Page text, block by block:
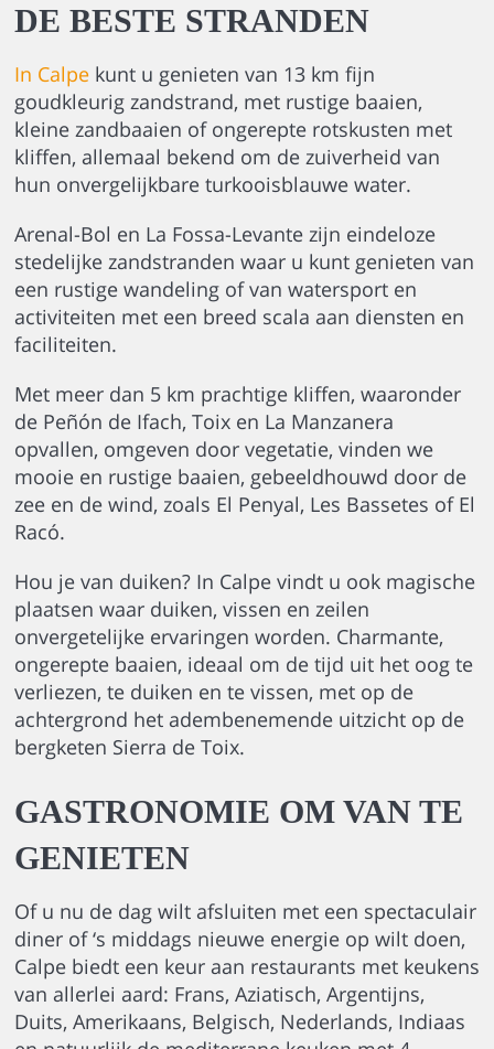
DE BESTE STRANDEN
In Calpe kunt u genieten van 13 km fijn
goudkleurig zandstrand, met rustige baaien,
kleine zandbaaien of ongerepte rotskusten met
kliffen, allemaal bekend om de zuiverheid van
hun onvergelijkbare turkooisblauwe water.
Arenal-Bol en La Fossa-Levante zijn eindeloze
stedelijke zandstranden waar u kunt genieten van
een rustige wandeling of van watersport en
activiteiten met een breed scala aan diensten en
faciliteiten.
Met meer dan 5 km prachtige kliffen, waaronder
de Peñón de Ifach, Toix en La Manzanera
opvallen, omgeven door vegetatie, vinden we
mooie en rustige baaien, gebeeldhouwd door de
zee en de wind, zoals El Penyal, Les Bassetes of El
Racó.
Hou je van duiken? In Calpe vindt u ook magische
plaatsen waar duiken, vissen en zeilen
onvergetelijke ervaringen worden. Charmante,
ongerepte baaien, ideaal om de tijd uit het oog te
verliezen, te duiken en te vissen, met op de
achtergrond het adembenemende uitzicht op de
bergketen Sierra de Toix.
GASTRONOMIE OM VAN TE
GENIETEN
Of u nu de dag wilt afsluiten met een spectaculair
diner of ‘s middags nieuwe energie op wilt doen,
Calpe biedt een keur aan restaurants met keukens
van allerlei aard: Frans, Aziatisch, Argentijns,
Duits, Amerikaans, Belgisch, Nederlands, Indiaas